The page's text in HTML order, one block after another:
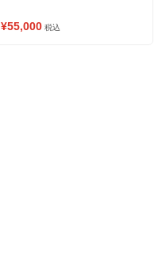
¥55,000 税込